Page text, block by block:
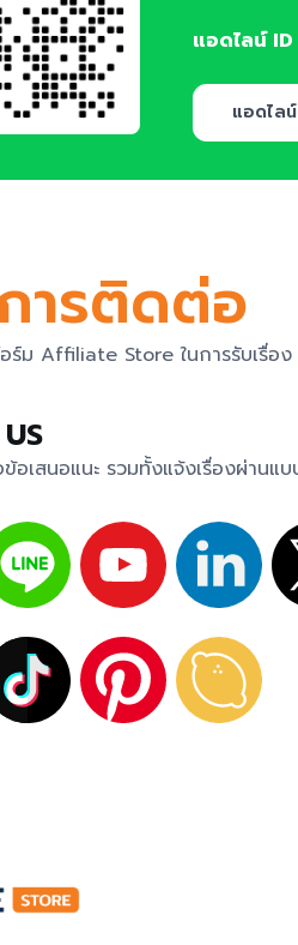
แอดไลน์
แอดไล
ารติดต่อ
ร์ม Affiliate Store ในการรับเรื่อง
เสนอแนะ รวมทั้งแจ้งเรื่องผ่านแ